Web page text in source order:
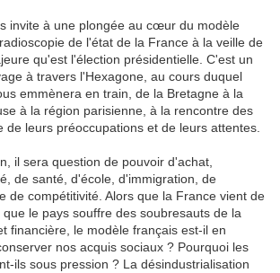
invite à une plongée au cœur du modèle
de l'état de la France à la veille de
qu'est l'élection présidentielle. C'est un
à travers l'Hexagone, au cours duquel
emmènera en train, de la Bretagne à la
à la région parisienne, à la rencontre des
de leurs préoccupations et de leurs attentes.
il sera question de pouvoir d'achat,
de santé, d'école, d'immigration, de
de compétitivité. Alors que la France vient de
le pays souffre des soubresauts de la
financière, le modèle français est-il en
nos acquis sociaux ? Pourquoi les
ils sous pression ? La désindustrialisation